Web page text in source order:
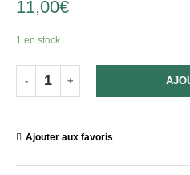
11,00€
1 en stock
Ajouter aux favoris